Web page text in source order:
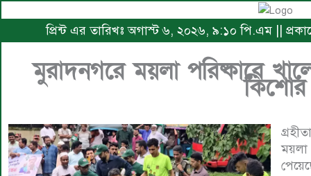
প্রিন্ট এর তারিখঃ অগাস্ট ৬, ২০২৬, ৯:১০ পি.এম ||
মুরাদনগরে ময়লা পরিষ্কারে
কিশোর
ময়লা